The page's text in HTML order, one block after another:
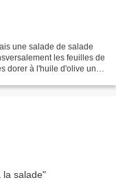
une salade de salade
les feuilles de
dorer à l'huile d'olive une